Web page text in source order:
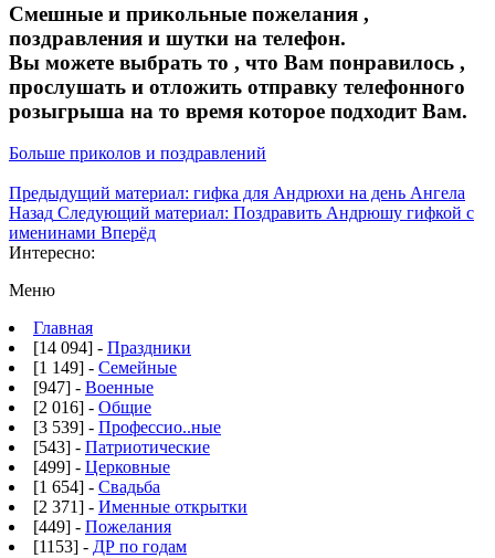
Смешные и прикольные пожелания ,
поздравления и шутки на телефон.
Вы можете выбрать то , что Вам понравилось ,
прослушать и отложить отправку телефонного
розыгрыша на то время которое подходит Вам.
Больше приколов и поздравлений
Предыдущий материал: гифка для Андрюхи на день Ангела
Назад Следующий материал: Поздравить Андрюшу гифкой с
именинами Вперёд
Интересно:
Меню
Главная
[14 094] - Праздники
[1 149] - Семейные
[947] - Военные
[2 016] - Общие
[3 539] - Профессио..ные
[543] - Патриотические
[499] - Церковные
[1 654] - Свадьба
[2 371] - Именные открытки
[449] - Пожелания
[1153] - ДР по годам